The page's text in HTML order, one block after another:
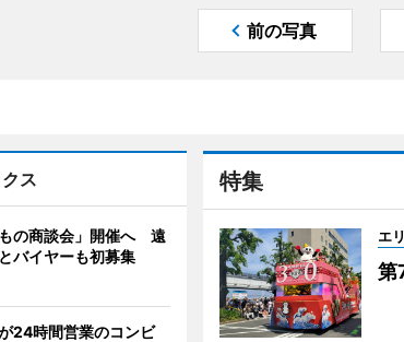
前の写真
特集
エ
第
ス
もの商談会」開催へ 遠
バイヤーも初募集
24時間営業のコンビ